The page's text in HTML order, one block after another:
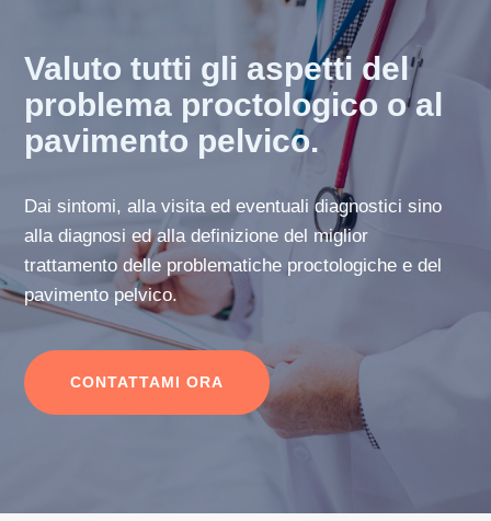
Valuto tutti gli aspetti del
problema proctologico o al
pavimento pelvico.
Dai sintomi, alla visita ed eventuali diagnostici sino
alla diagnosi ed alla definizione del miglior
trattamento delle problematiche proctologiche e del
pavimento pelvico.
CONTATTAMI ORA